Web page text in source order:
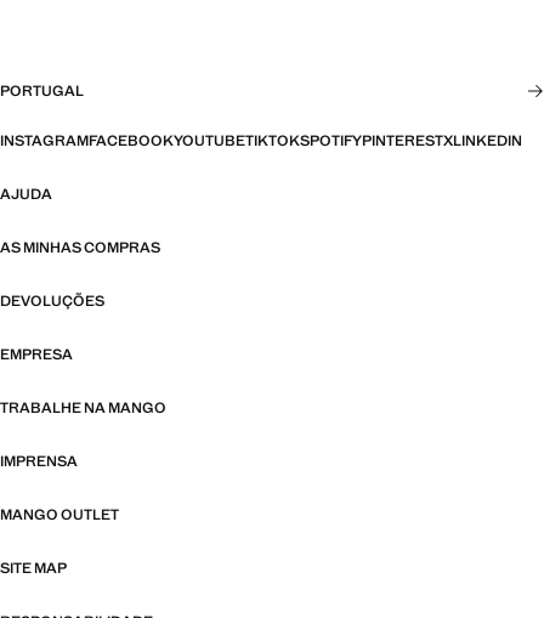
PORTUGAL
INSTAGRAMFACEBOOKYOUTUBETIKTOKSPOTIFYPINTERESTXLINKEDIN
AJUDA
AS MINHAS COMPRAS
DEVOLUÇÕES
EMPRESA
TRABALHE NA MANGO
IMPRENSA
MANGO OUTLET
SITE MAP